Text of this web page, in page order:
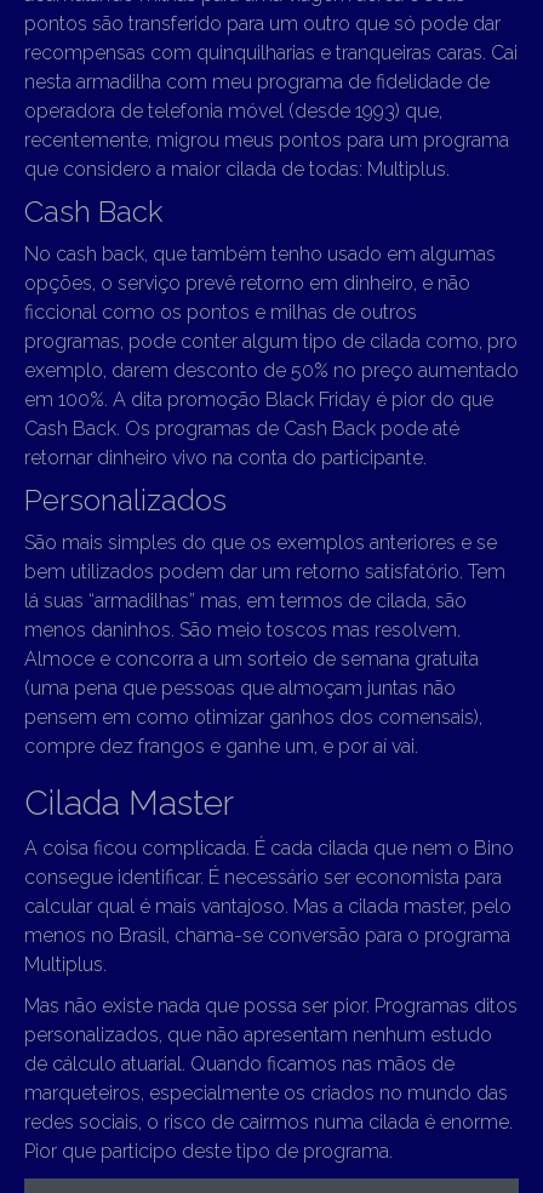
pontos são transferido para um outro que só pode dar
recompensas com quinquilharias e tranqueiras caras. Cai
nesta armadilha com meu programa de fidelidade de
operadora de telefonia móvel (desde 1993) que,
recentemente, migrou meus pontos para um programa
que considero a maior cilada de todas: Multiplus.
Cash Back
No cash back, que também tenho usado em algumas
opções, o serviço prevê retorno em dinheiro, e não
ficcional como os pontos e milhas de outros
programas, pode conter algum tipo de cilada como, pro
exemplo, darem desconto de 50% no preço aumentado
em 100%. A dita promoção Black Friday é pior do que
Cash Back. Os programas de Cash Back pode até
retornar dinheiro vivo na conta do participante.
Personalizados
São mais simples do que os exemplos anteriores e se
bem utilizados podem dar um retorno satisfatório. Tem
lá suas “armadilhas” mas, em termos de cilada, são
menos daninhos. São meio toscos mas resolvem.
Almoce e concorra a um sorteio de semana gratuita
(uma pena que pessoas que almoçam juntas não
pensem em como otimizar ganhos dos comensais),
compre dez frangos e ganhe um, e por aí vai.
Cilada Master
A coisa ficou complicada. É cada cilada que nem o Bino
consegue identificar. É necessário ser economista para
calcular qual é mais vantajoso. Mas a cilada master, pelo
menos no Brasil, chama-se conversão para o programa
Multiplus.
Mas não existe nada que possa ser pior. Programas ditos
personalizados, que não apresentam nenhum estudo
de cálculo atuarial. Quando ficamos nas mãos de
marqueteiros, especialmente os criados no mundo das
redes sociais, o risco de cairmos numa cilada é enorme.
Pior que participo deste tipo de programa.